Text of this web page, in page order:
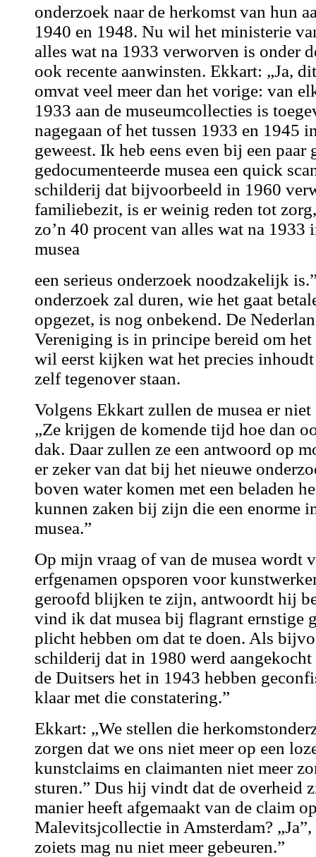
onderzoek naar de herkomst van hun
1940 en 1948. Nu wil het ministerie
alles wat na 1933 verworven is onder
ook recente aanwinsten. Ekkart: „Ja,
omvat veel meer dan het vorige: van
1933 aan de museumcollecties is
nagegaan of het tussen 1933 en 1945
geweest. Ik heb eens even bij een paar
gedocumenteerde musea een quick
schilderij dat bijvoorbeeld in 1960
familiebezit, is er weinig reden tot
zo’n 40 procent van alles wat na 1933
musea
een serieus onderzoek noodzakelijk
onderzoek zal duren, wie het gaat
opgezet, is nog onbekend. De
Vereniging is in principe bereid om het
wil eerst kijken wat het precies inhoudt
zelf tegenover staan.
Volgens Ekkart zullen de musea er
„Ze krijgen de komende tijd hoe dan
dak. Daar zullen ze een antwoord op
er zeker van dat bij het nieuwe
boven water komen met een beladen
kunnen zaken bij zijn die een enorme
musea.”
Op mijn vraag of van de musea wordt
erfgenamen opsporen voor
geroofd blijken te zijn, antwoordt hij
vind ik dat musea bij flagrant ernstige
plicht hebben om dat te doen. Als
schilderij dat in 1980 werd
de Duitsers het in 1943 hebben
klaar met die constatering.”
Ekkart: „We stellen die
zorgen dat we ons niet meer op een
kunstclaims en claimanten niet meer
sturen.” Dus hij vindt dat de overheid
manier heeft afgemaakt van de claim
Malevitsjcollectie in Amsterdam?
zoiets mag nu niet meer gebeuren.”